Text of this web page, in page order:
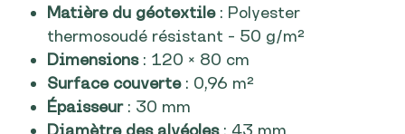
Matière du géotextile: Polyester
thermosoudé résistant – 50 g/m²
Dimensions: 120 × 80 cm
Surface couverte: 0,96 m²
Épaisseur: 30 mm
Diamètre des alvéoles: 43 mm